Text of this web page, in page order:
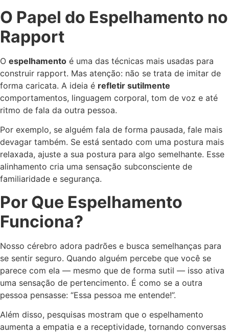
O Papel do Espelhamento no
Rapport
O espelhamento é uma das técnicas mais usadas para
construir rapport. Mas atenção: não se trata de imitar de
forma caricata. A ideia é refletir sutilmente
comportamentos, linguagem corporal, tom de voz e até
ritmo de fala da outra pessoa.
Por exemplo, se alguém fala de forma pausada, fale mais
devagar também. Se está sentado com uma postura mais
relaxada, ajuste a sua postura para algo semelhante. Esse
alinhamento cria uma sensação subconsciente de
familiaridade e segurança.
Por Que Espelhamento
Funciona?
Nosso cérebro adora padrões e busca semelhanças para
se sentir seguro. Quando alguém percebe que você se
parece com ela — mesmo que de forma sutil — isso ativa
uma sensação de pertencimento. É como se a outra
pessoa pensasse: “Essa pessoa me entende!”.
Além disso, pesquisas mostram que o espelhamento
aumenta a empatia e a receptividade, tornando conversas